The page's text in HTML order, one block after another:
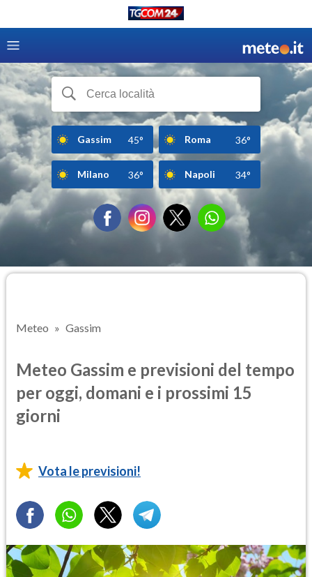
Gassim 45° Roma 36°
Milano 36° Napoli 34°
Meteo Gassim
Meteo Gassim e previsioni del tempo
per oggi, domani e i prossimi 15
giorni
Vota le previsioni!